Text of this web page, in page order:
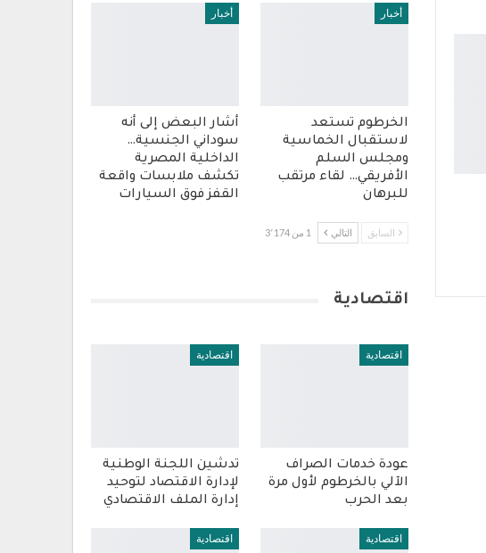
أخبار
الخرطوم تستعد
لاستقبال الخماسية
ومجلس السلم
الأفريقي… لقاء مرتقب
للبرهان
أخبار
أشار البعض إلى أنه
سوداني الجنسية…
الداخلية المصرية
تكشف ملابسات واقعة
القفز فوق السيارات
السابق التالي 1 من 3٬174
اقتصادية
اقتصادية
عودة خدمات الصراف
الآلي بالخرطوم لأول مرة
بعد الحرب
اقتصادية
تدشين اللجنة الوطنية
لإدارة الاقتصاد لتوحيد
إدارة الملف الاقتصادي
اقتصادية اقتصادية